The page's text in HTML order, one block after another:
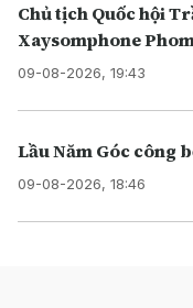
Chủ tịch Quốc hội
Xaysomphone
09-08-2026, 19:43
Lầu Năm Góc công
09-08-2026, 18:46